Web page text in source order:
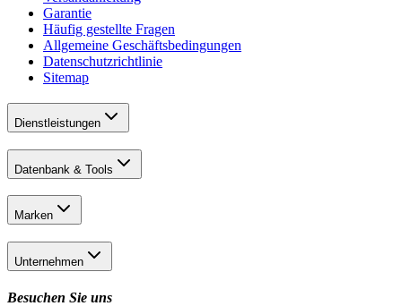
Garantie
Häufig gestellte Fragen
Allgemeine Geschäftsbedingungen
Datenschutzrichtlinie
Sitemap
Dienstleistungen
Datenbank & Tools
Marken
Unternehmen
Besuchen Sie uns